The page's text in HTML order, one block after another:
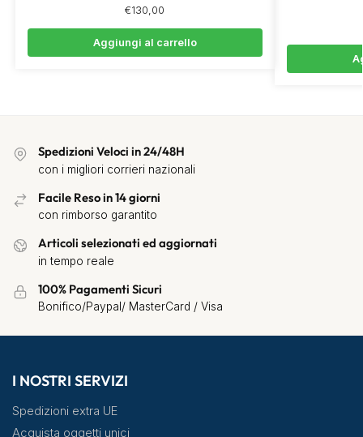
€130,00
Aggiungi al carrello
Spedizioni Veloci in 24/48H
con i migliori corrieri nazionali
Facile Reso in 14 giorni
con rimborso garantito
Articoli selezionati ed aggiornati
in tempo reale
100% Pagamenti Sicuri
Bonifico/Paypal/ MasterCard / Visa
I NOSTRI SERVIZI
Spedizioni extra UE
Acquista oggetti unici